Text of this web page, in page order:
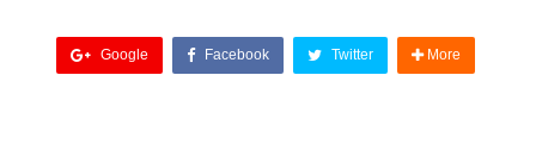
Google Facebook Twitter More